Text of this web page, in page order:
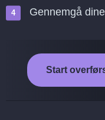
Gennemgå
Start